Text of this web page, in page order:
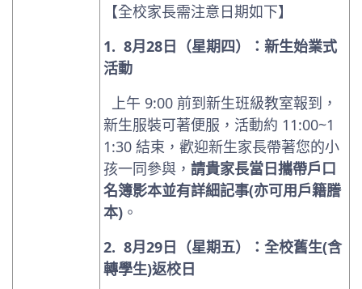
【全校家長需注意日期如下】
1.8月28日（星期四）：新生始業式
活動
上午 9:00 前到新生班級教室報到，
新生服裝可著便服，活動約 11:00~1
1:30 結束，歡迎新生家長帶著您的小
孩一同參與，請貴家長當日攜帶戶口
名簿影本並有詳細記事(亦可用戶籍謄
本) 。
2.8月29日（星期五）：全校舊生(含
轉學生)返校日